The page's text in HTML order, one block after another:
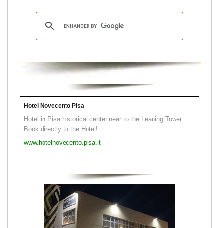
Hotel Novecento Pisa
Hotel in Pisa historical center near to the Leaning Tower.
Book directly to the Hotel!
www.hotelnovecento.pisa.it